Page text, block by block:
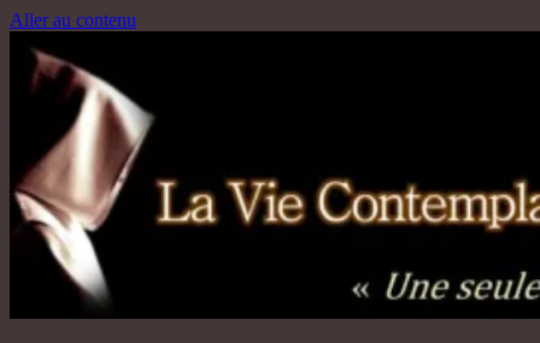
Aller au contenu